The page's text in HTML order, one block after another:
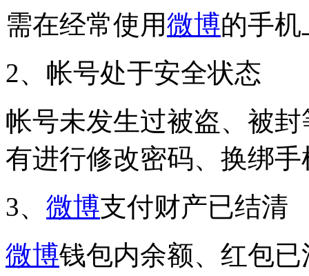
需在经常使用微博的手
2、帐号处于安全状态
帐号未发生过被盗、被
有进行修改密码、换绑
3、 微博支付财产已结清
微博钱包内余额、红包